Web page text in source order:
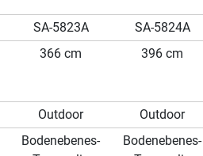
SA-5823A
SA-5824A
366 cm 396 cm
Outdoor
Outdoor
Bodenebenes-
Bodenebenes-